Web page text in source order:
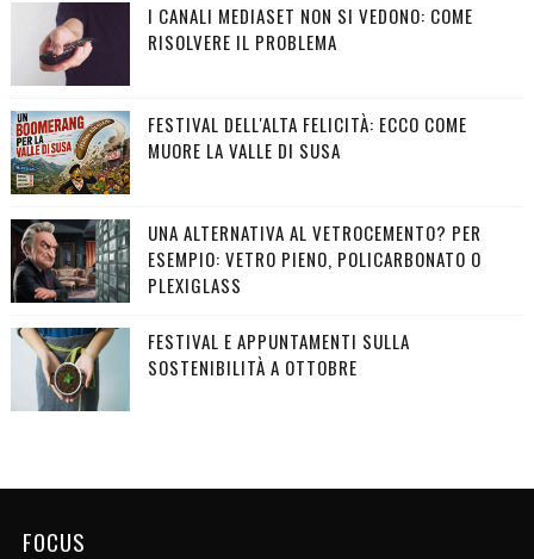
I CANALI MEDIASET NON SI VEDONO: COME
RISOLVERE IL PROBLEMA
FESTIVAL DELL'ALTA FELICITÀ: ECCO COME
MUORE LA VALLE DI SUSA
UNA ALTERNATIVA AL VETROCEMENTO? PER
ESEMPIO: VETRO PIENO, POLICARBONATO O
PLEXIGLASS
FESTIVAL E APPUNTAMENTI SULLA
SOSTENIBILITÀ A OTTOBRE
FOCUS